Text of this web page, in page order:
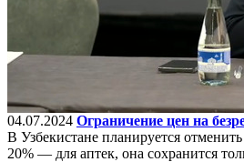
04.07.2024 Ограничение цен на
В Узбекистане планируется
20% — для аптек, она сохранится